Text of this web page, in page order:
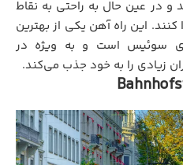
در عین حال به راحتی به نقاط
این راه آهن یکی از بهترین
سوئیس است و به ویژه در
زیادی را به خود جذب می‌کند.